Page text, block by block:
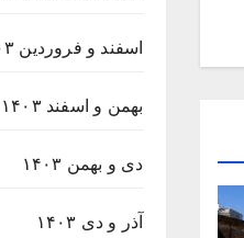
اسفند و فروردین ۱۴۰۳
بهمن و اسفند ۱۴۰۳
دی و بهمن ۱۴۰۳
آذر و دی ۱۴۰۳